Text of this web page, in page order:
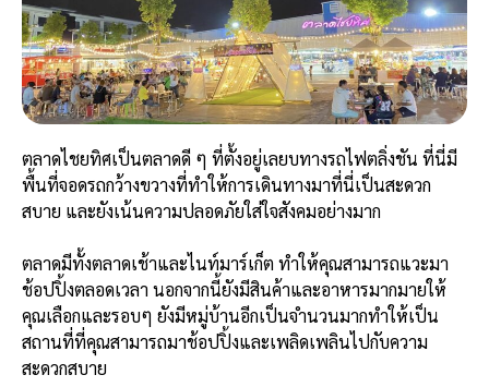
ตลาดไชยทิศเป็นตลาดดี ๆ ที่ตั้งอยู่เลยบทางรถไฟตลิ่งชัน ที่นี่มี
พื้นที่จอดรถกว้างขวางที่ทำให้การเดินทางมาที่นี่เป็นสะดวก
สบาย และยังเน้นความปลอดภัยใส่ใจสังคมอย่างมาก
ตลาดมีทั้งตลาดเช้าและไนท์มาร์เก็ต ทำให้คุณสามารถแวะมา
ช้อปปิ้งตลอดเวลา นอกจากนี้ยังมีสินค้าและอาหารมากมายให้
คุณเลือกและรอบๆ ยังมีหมู่บ้านอีกเป็นจำนวนมากทำให้เป็น
สถานที่ที่คุณสามารถมาช้อปปิ้งและเพลิดเพลินไปกับความ
สะดวกสบาย